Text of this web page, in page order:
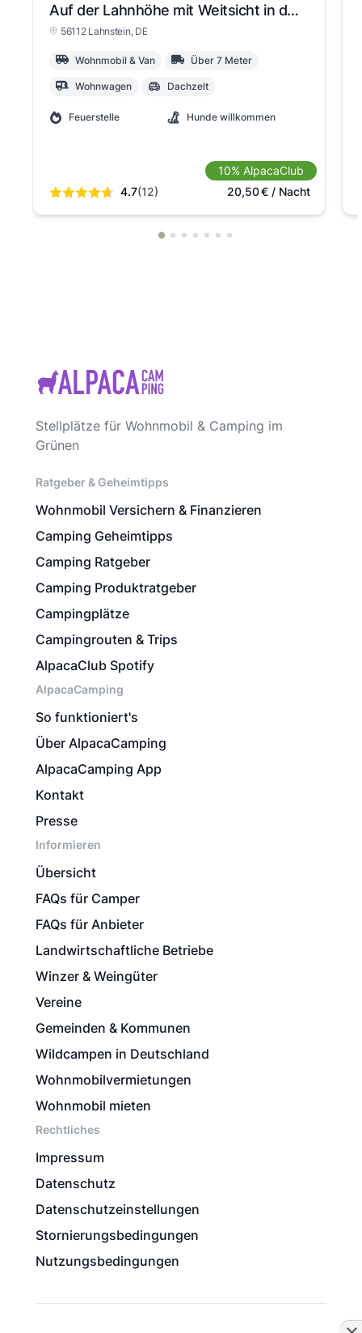
Auf der Lahnhöhe mit Weitsicht in den Westerwald
56112 Lahnstein, DE
Wohnmobil & Van Über 7 Meter
Wohnwagen Dachzelt
Feuerstelle Hunde willkommen
4.7(12)
10% AlpacaClub
20,50€/ Nacht
Stellplätze für Wohnmobil & Camping im
Grünen
Ratgeber & Geheimtipps
Wohnmobil Versichern & Finanzieren
Camping Geheimtipps
Camping Ratgeber
Camping Produktratgeber
Campingplätze
Campingrouten & Trips
AlpacaClub Spotify
AlpacaCamping
So funktioniert's
Über AlpacaCamping
AlpacaCamping App
Kontakt
Presse
Informieren
Übersicht
FAQs für Camper
FAQs für Anbieter
Landwirtschaftliche Betriebe
Winzer & Weingüter
Vereine
Gemeinden & Kommunen
Wildcampen in Deutschland
Wohnmobilvermietungen
Wohnmobil mieten
Rechtliches
Impressum
Datenschutz
Datenschutzeinstellungen
Stornierungsbedingungen
Nutzungsbedingungen